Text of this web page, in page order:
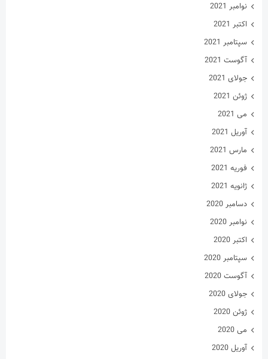
نوامبر 2021
اکتبر 2021
سپتامبر 2021
آگوست 2021
جولای 2021
ژوئن 2021
می 2021
آوریل 2021
مارس 2021
فوریه 2021
ژانویه 2021
دسامبر 2020
نوامبر 2020
اکتبر 2020
سپتامبر 2020
آگوست 2020
جولای 2020
ژوئن 2020
می 2020
آوریل 2020